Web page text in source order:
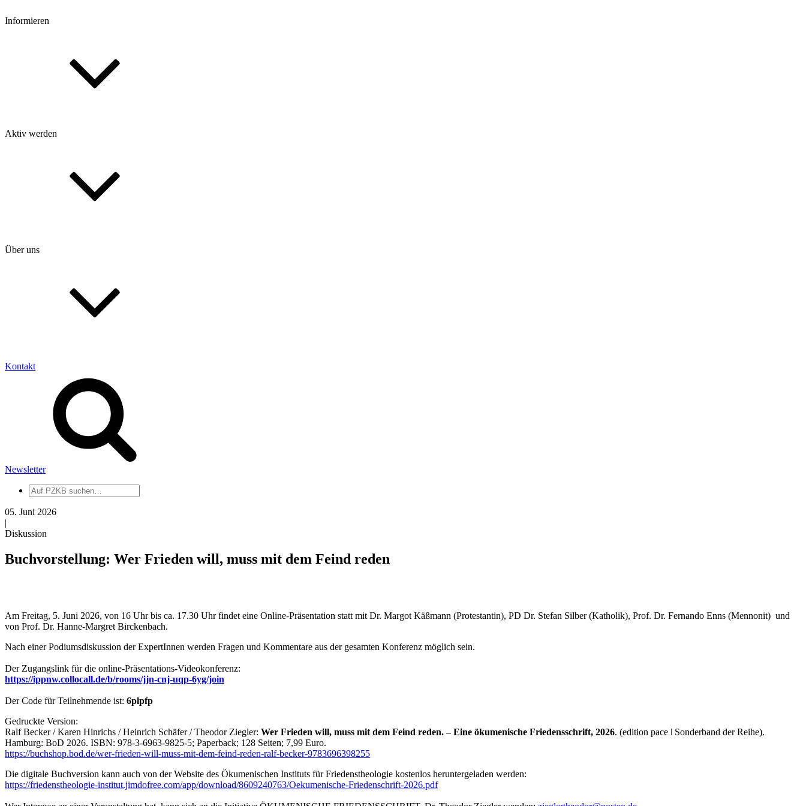
Informieren
Aktiv werden
Über uns
Kontakt
Newsletter
Auf
PZKB
suchen
05. Juni 2026
|
Diskussion
Buchvorstellung: Wer Frieden will, muss mit dem Feind reden
Am Freitag, 5. Juni 2026, von 16 Uhr bis ca. 17.30 Uhr findet eine Online-Präsentation statt mit Dr. Margot Käßmann (Protestantin), PD Dr. Stefan Silber (Katholik), Prof. Dr. Fernando Enns (Mennonit) und
von Prof. Dr. Hanne-Margret Birckenbach.
Nach einer Podiumsdiskussion der ExpertInnen werden Fragen und Kommentare aus der gesamten Konferenz möglich sein.
Der Zugangslink für die online-Präsentations-Videokonferenz:
https://ippnw.collocall.de/b/rooms/jjn-cnj-uqp-6yg/join
Der Code für Teilnehmende ist: 6plpfp
Gedruckte Version:
Ralf Becker / Karen Hinrichs / Heinrich Schäfer / Theodor Ziegler: Wer Frieden will, muss mit dem Feind reden. – Eine ökumenische Friedensschrift, 2026. (edition pace ǀ Sonderband der Reihe).
Hamburg: BoD 2026. ISBN: 978-3-6963-9825-5; Paperback; 128 Seiten; 7,99 Euro.
https://buchshop.bod.de/wer-frieden-will-muss-mit-dem-feind-reden-ralf-becker-9783696398255
Die digitale Buchversion kann auch von der Website des Ökumenischen Instituts für Friedenstheologie kostenlos heruntergeladen werden:
https://friedenstheologie-institut.jimdofree.com/app/download/8609240763/Oekumenische-Friedenschrift-2026.pdf